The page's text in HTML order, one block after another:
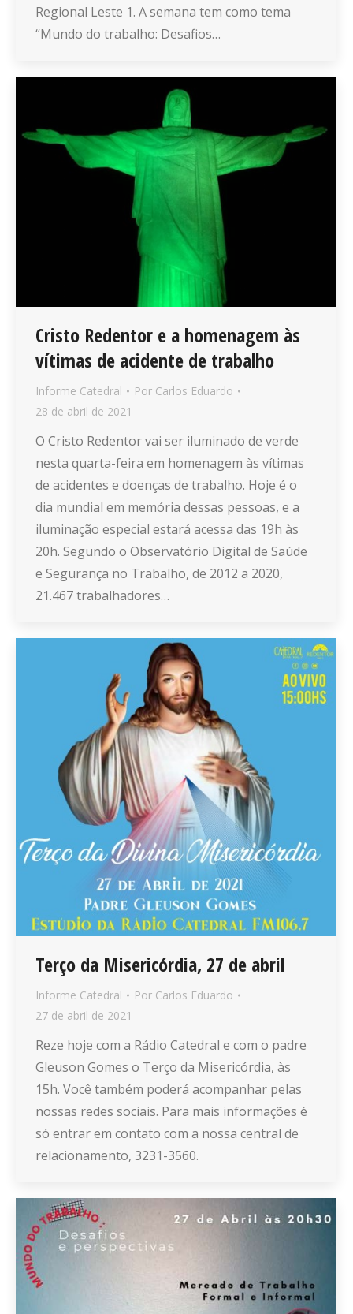
Regional Leste 1. A semana tem como tema
“Mundo do trabalho: Desafios…
Cristo Redentor e a homenagem às
vítimas de acidente de trabalho
Informe Catedral Por Carlos Eduardo
28 de abril de 2021
O Cristo Redentor vai ser iluminado de verde
nesta quarta-feira em homenagem às vítimas
de acidentes e doenças de trabalho. Hoje é o
dia mundial em memória dessas pessoas, e a
iluminação especial estará acessa das 19h às
20h. Segundo o Observatório Digital de Saúde
e Segurança no Trabalho, de 2012 a 2020,
21.467 trabalhadores…
Terço da Misericórdia, 27 de abril
Informe Catedral Por Carlos Eduardo
27 de abril de 2021
Reze hoje com a Rádio Catedral e com o padre
Gleuson Gomes o Terço da Misericórdia, às
15h. Você também poderá acompanhar pelas
nossas redes sociais. Para mais informações é
só entrar em contato com a nossa central de
relacionamento, 3231-3560.